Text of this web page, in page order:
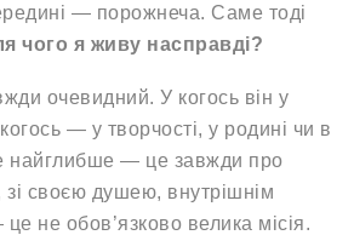
— порожнеча. Саме тоді
чого я живу насправді?
очевидний. У когось він у
— у творчості, у родині чи в
найглибше — це завжди про
зі своєю душею, внутрішнім
не обов’язково велика місія.